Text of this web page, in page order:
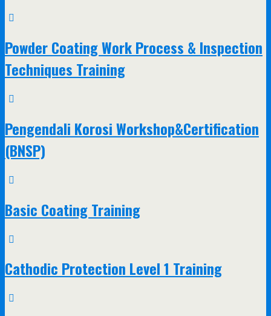
Powder Coating Work Process & Inspection
Techniques Training
Pengendali Korosi Workshop&Certification
(BNSP)
Basic Coating Training
Cathodic Protection Level 1 Training